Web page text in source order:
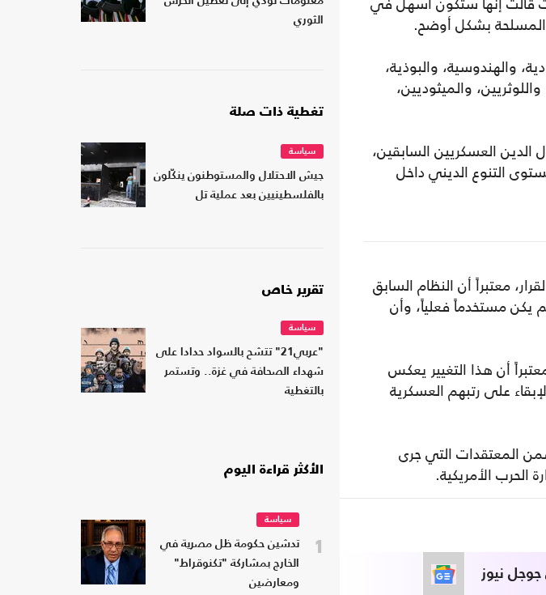
المسلحة بشكل أوضح.
والهندوسية، والبوذية،
والميثوديين،
الدين العسكريين السابقين،
التنوع الديني داخل
معتبراً أن النظام السابق
بعضاً منها لم يكن مستخدماً فعلياً، وأن
أن هذا التغيير يعكس
على رتبهم العسكرية
المعتقدات التي جرى
الحرب الأمريكية.
جوجل نيوز
الثوري
تغطية ذات صلة
سياسة
جيش الاحتلال والمستوطنون ينكّلون
بالفلسطينيين بعد عملية تل
تقرير خاص
سياسة
"عربي21" تتشح بالسواد حدادا على
شهداء الصحافة في غزة.. وتستمر
بالتغطية
الأكثر قراءة اليوم
1
سياسة
تدشين حكومة ظل مصرية في
الخارج بمشاركة "تكنوقراط"
ومعارضين